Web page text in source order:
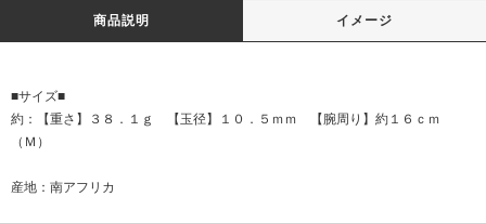
商品説明 イメージ
■サイズ■
約：【重さ】３８．１ｇ 【玉径】１０．５ｍｍ 【腕周り】約１６ｃｍ
（Ｍ）
産地：南アフリカ